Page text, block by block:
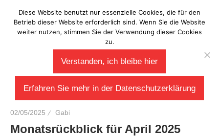
Inhalt
springen
Laberladen
02/05/2025 Gabi
Monatsrückblick für April 2025
Diese Website benutzt nur essenzielle Cookies, die für den
Betrieb dieser Website erforderlich sind. Wenn Sie die Website
weiter nutzen, stimmen Sie der Verwendung dieser Cookies
zu.
Verstanden, ich bleibe hier
Erfahren Sie mehr in der Datenschutzerklärung